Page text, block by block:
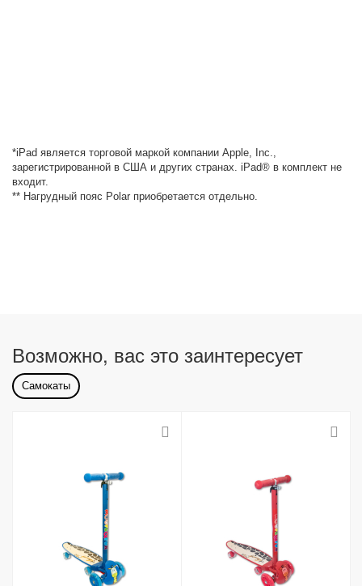
*iPad является торговой маркой компании Apple, Inc.,
зарегистрированной в США и других странах. iPad® в комплект не
входит.
** Нагрудный пояс Polar приобретается отдельно.
Возможно, вас это заинтересует
Самокаты